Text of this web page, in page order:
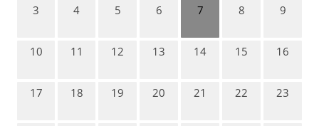
3 4 5 6 7 8 9
10 11 12 13 14 15 16
17 18 19 20 21 22 23